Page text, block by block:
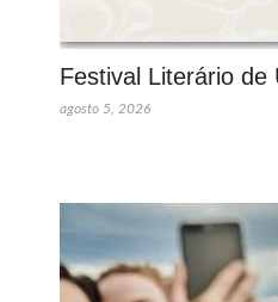
Festival Literário
agosto 5, 2026